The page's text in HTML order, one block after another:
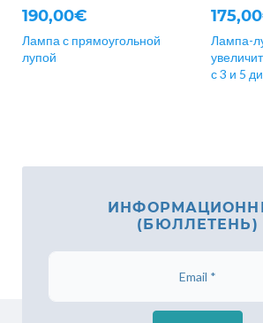
190,00€
Лампа с прямоугольной
лупой
Лампа-
с 3 и 5
(БЮЛЛЕТЕНЬ)